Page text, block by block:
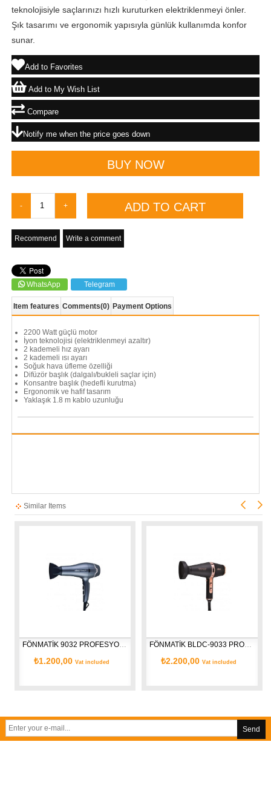
teknolojisiyle saçlarınızı hızlı kuruturken elektriklenmeyi önler.
Şık tasarımı ve ergonomik yapısıyla günlük kullanımda konfor
sunar.
Add to Favorites
Add to My Wish List
Compare
Notify me when the price goes down
Recommend Write a comment
WhatsApp Telegram
Item features Comments(0) Payment Options
2200 Watt güçlü motor
İyon teknolojisi (elektriklenmeyi azaltır)
2 kademeli hız ayarı
2 kademeli ısı ayarı
Soğuk hava üfleme özelliği
Difüzör başlık (dalgalı/bukleli saçlar için)
Konsantre başlık (hedefli kurutma)
Ergonomik ve hafif tasarım
Yaklaşık 1.8 m kablo uzunluğu
Similar Items
FÖNMATİK 9032 PROFESYONEL SAÇ KURUTMA MAKİNESİ-GRİ
₺1.200,00Vat included
FÖNMATİK BLDC-9033 PROFESYONEL SAÇ KURUTMA MAKİNESİ
₺2.200,00Vat included
Send